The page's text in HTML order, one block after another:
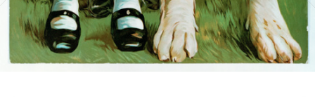
Bild-ID: 14804